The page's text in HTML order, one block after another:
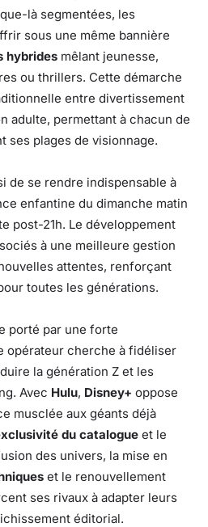
là segmentées, les
sous une même bannière
hybrides mêlant jeunesse,
ou thrillers. Cette démarche
entre divertissement
adulte, permettant à chacun de
ses plages de visionnage.
de se rendre indispensable à
enfantine du dimanche matin
post-21h. Le développement
à une meilleure gestion
attentes, renforçant
toutes les générations.
porté par une forte
opérateur cherche à fidéliser
la génération Z et les
Avec Hulu, Disney+ oppose
musclée aux géants déjà
du catalogue et le
des univers, la mise en
et le renouvellement
ses rivaux à adapter leurs
éditorial.